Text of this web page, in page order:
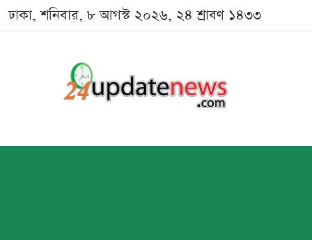
ঢাকা, শনিবার, ৮ আগস্ট ২০২৬, ২৪ শ্রাবণ ১৪৩৩